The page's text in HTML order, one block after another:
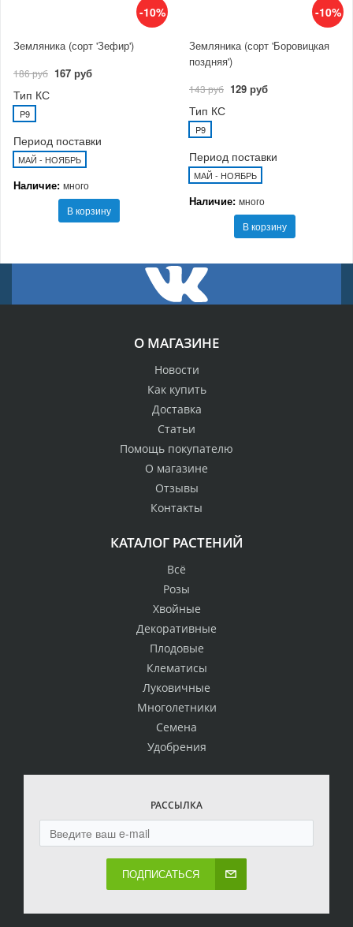
-10%
Земляника (сорт 'Зефир')
186 руб 167 руб
Тип КС
P9
Период поставки
МАЙ - НОЯБРЬ
Наличие: много
В корзину
-10%
Земляника (сорт 'Боровицкая
поздняя')
143 руб 129 руб
Тип КС
P9
Период поставки
МАЙ - НОЯБРЬ
Наличие: много
В корзину
О МАГАЗИНЕ
Новости
Как купить
Доставка
Статьи
Помощь покупателю
О магазине
Отзывы
Контакты
КАТАЛОГ РАСТЕНИЙ
Всё
Розы
Хвойные
Декоративные
Плодовые
Клематисы
Луковичные
Многолетники
Семена
Удобрения
РАССЫЛКА
ПОДПИСАТЬСЯ